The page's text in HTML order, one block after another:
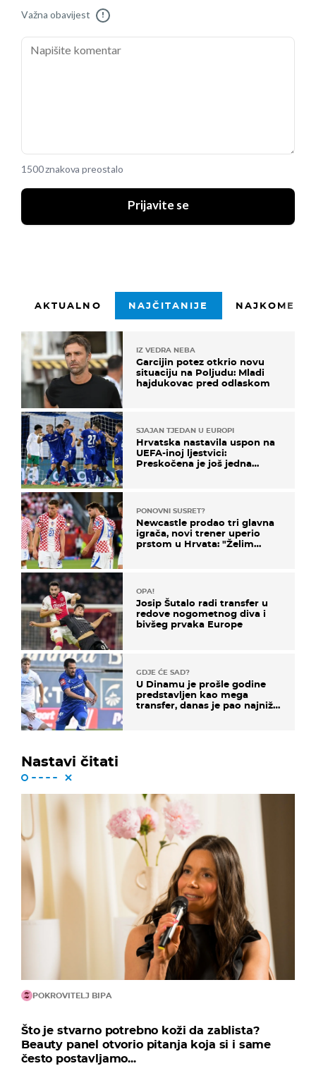
Važna obavijest !
1500 znakova preostalo
Prijavite se
AKTUALNO NAJČITANIJE
IZ VEDRA NEBA
Garcijin potez otkrio novu
situaciju na Poljudu: Mladi
hajdukovac pred odlaskom
SJAJAN TJEDAN U EUROPI
Hrvatska nastavila uspon na
UEFA-inoj ljestvici:
Preskočena je još jedna
PONOVNI SUSRET?
Newcastle prodao tri glavna
igrača, novi trener uperio
prstom u Hrvata: "Želim
OPA!
Josip Šutalo radi transfer u
redove nogometnog diva i
bivšeg prvaka Europe
GDJE ĆE SAD?
U Dinamu je prošle godine
predstavljen kao mega
transfer, danas je pao najniže
Nastavi čitati
POKROVITELJ BIPA
Što je stvarno potrebno koži da zablista?
Beauty panel otvorio pitanja koja si i same
često postavljamo...